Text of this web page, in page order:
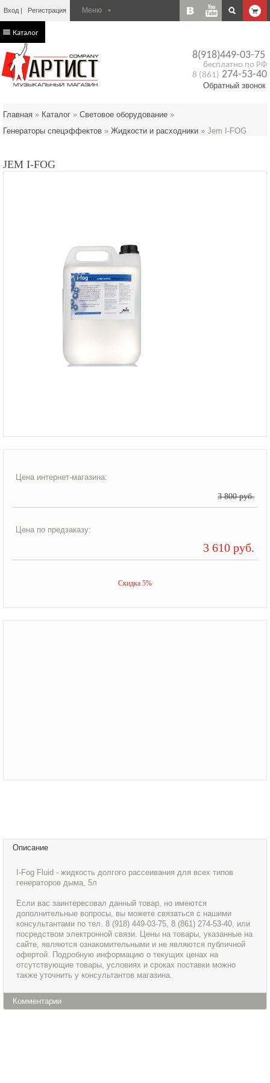
Вход Регистрация
8(918)449-03-75
бесплатно по РФ
8 (861) 274-53-40
Обратный звонок
Каталог
Главная » Каталог » Световое оборудование »
Генераторы спецэффектов » Жидкости и расходники » Jem I-FOG
JEM I-FOG
Цена интернет-магазина:
3 800 руб.
Цена по предзаказу:
3 610 руб.
Скидка 5%
Описание
I-Fog Fluid - жидкость долгого рассеивания для всех типов
генераторов дыма, 5л
Если вас заинтересовал данный товар, но имеются
дополнительные вопросы, вы можете связаться с нашими
консультантами по тел. 8 (918) 449-03-75, 8 (861) 274-53-40, или
посредством электронной связи. Цены на товары, указанные на
сайте, являются ознакомительными и не являются публичной
офертой. Подробную информацию о текущих ценах на
отсутствующие товары, условиях и сроках поставки можно
также уточнить у консультантов магазина.
Комментарии